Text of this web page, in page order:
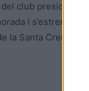
del club presidit per
i
la Santa Creu de